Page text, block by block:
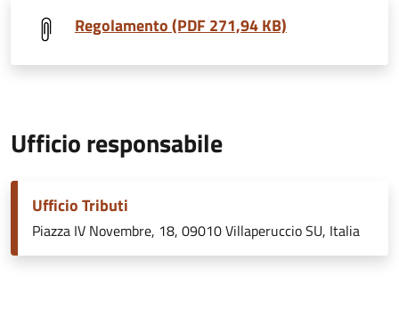
Regolamento (PDF 271,94 KB)
Ufficio responsabile
Ufficio Tributi
Piazza IV Novembre, 18, 09010 Villaperuccio SU, Italia